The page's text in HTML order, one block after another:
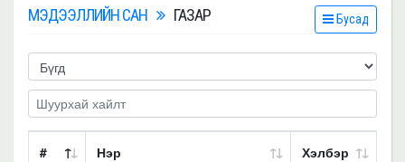
МЭДЭЭЛЛИЙН САН ГАЗАР Бусад
# Нэр Хэлбэр